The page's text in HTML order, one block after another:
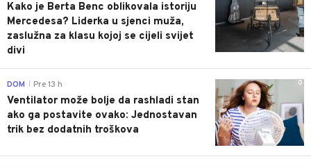
Kako je Berta Benc oblikovala istoriju
Mercedesa? Liderka u sjenci muža,
zaslužna za klasu kojoj se cijeli svijet
divi
0
DOM Pre 13 h
Ventilator može bolje da rashladi stan
ako ga postavite ovako: Jednostavan
trik bez dodatnih troškova